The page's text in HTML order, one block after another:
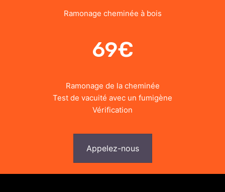
Ramonage cheminée à bois
69€
Ramonage de la cheminée
Test de vacuité avec un fumigène
Vérification
Appelez-nous